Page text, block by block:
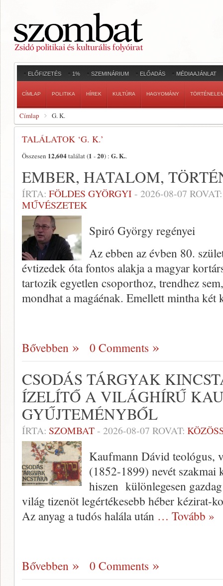
ELŐFIZETÉS 1% SZEMINÁRIUM ELŐADÁS MÉDIAAJÁNLAT
CÍMLAP POLITIKA HÍREK KULTÚRA HAGYOMÁNY
Címlap G. K.
TALÁLATOK ‘G. K.’
Összesen 12,604találat (1 -20) : G. K..
EMBER, HATALOM,
ÍRTA: FÖLDES GYÖRGYI - 2026-08-07
MŰVÉSZETEK
Spiró György regényei
Az ebben az évben 80.
évtizedek óta fontos alakja a magyar
tartozik egyetlen csoporthoz, trendhez
mondhat a magáénak. Emellett mintha
Bővebben 0 Comments
CSODÁS TÁRGYAK
ÍZELÍTŐ A VILÁGHÍRŰ
GYŰJTEMÉNYBŐL
ÍRTA: SZOMBAT- 2026-08-07 ROVAT:
Kaufmann Dávid teológus,
(1852-1899) nevét
hiszen különlegesen
világ tizenöt legértékesebb héber kézirat-
Az anyag a tudós halála után … Tovább »
Bővebben 0 Comments